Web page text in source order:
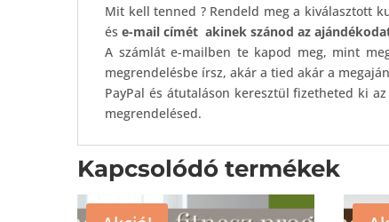
Mit kell tenned ? Rendeld meg a kiválasztott
és e-mail címét akinek szánod az
A számlát e-mailben te kapod meg, mint
megrendelésbe írsz, akár a tied akár a
PayPal és átutaláson keresztül fizetheted ki
megrendelésed.
Kapcsolódó termékek